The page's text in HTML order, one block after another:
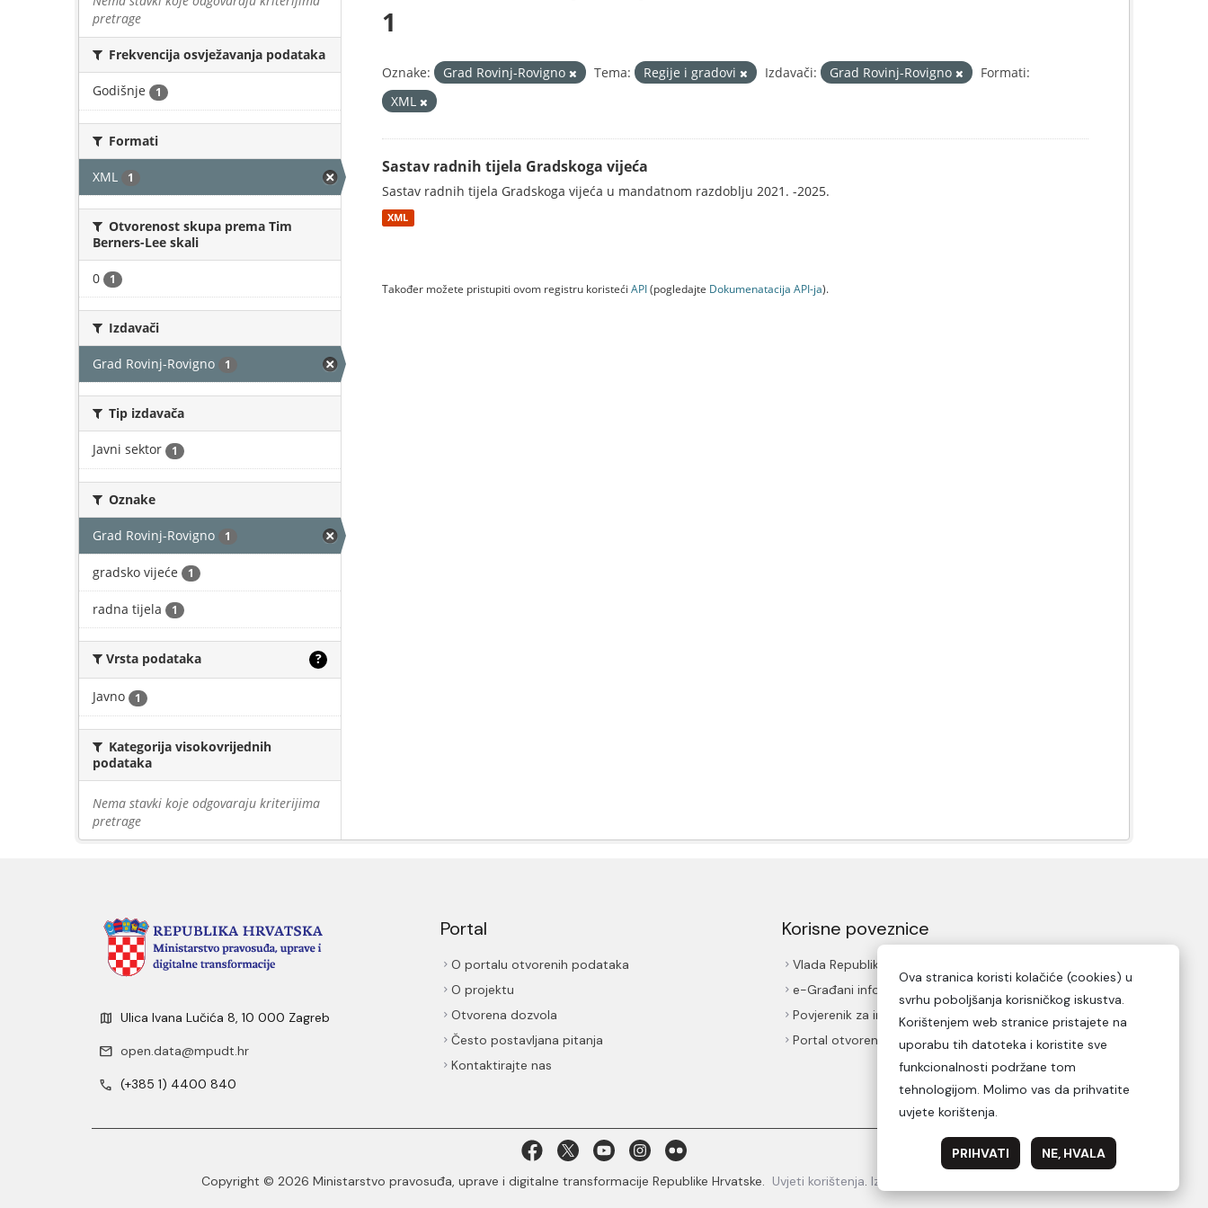
pretrage
Frekvencija osvježavanja podataka
Godišnje 1
Formati
XML 1
Otvorenost skupa prema Tim
Berners-Lee skali
0 1
Izdavači
Grad Rovinj-Rovigno 1
Tip izdavača
Javni sektor 1
Oznake
Grad Rovinj-Rovigno 1
gradsko vijeće 1
radna tijela 1
Vrsta podataka ?
Javno 1
Kategorija visokovrijednih
podataka
Nema stavki koje odgovaraju kriterijima
pretrage
1
Oznake: Grad Rovinj-Rovigno Tema: Regije i gradovi Izdavači: Grad Rovinj-Rovigno
Formati:
XML
Sastav radnih tijela Gradskoga vijeća
Sastav radnih tijela Gradskoga vijeća u mandatnom razdoblju 2021. -2025.
XML
Također možete pristupiti ovom registru koristeći API(pogledajte Dokumenаtаcijа API-jа).